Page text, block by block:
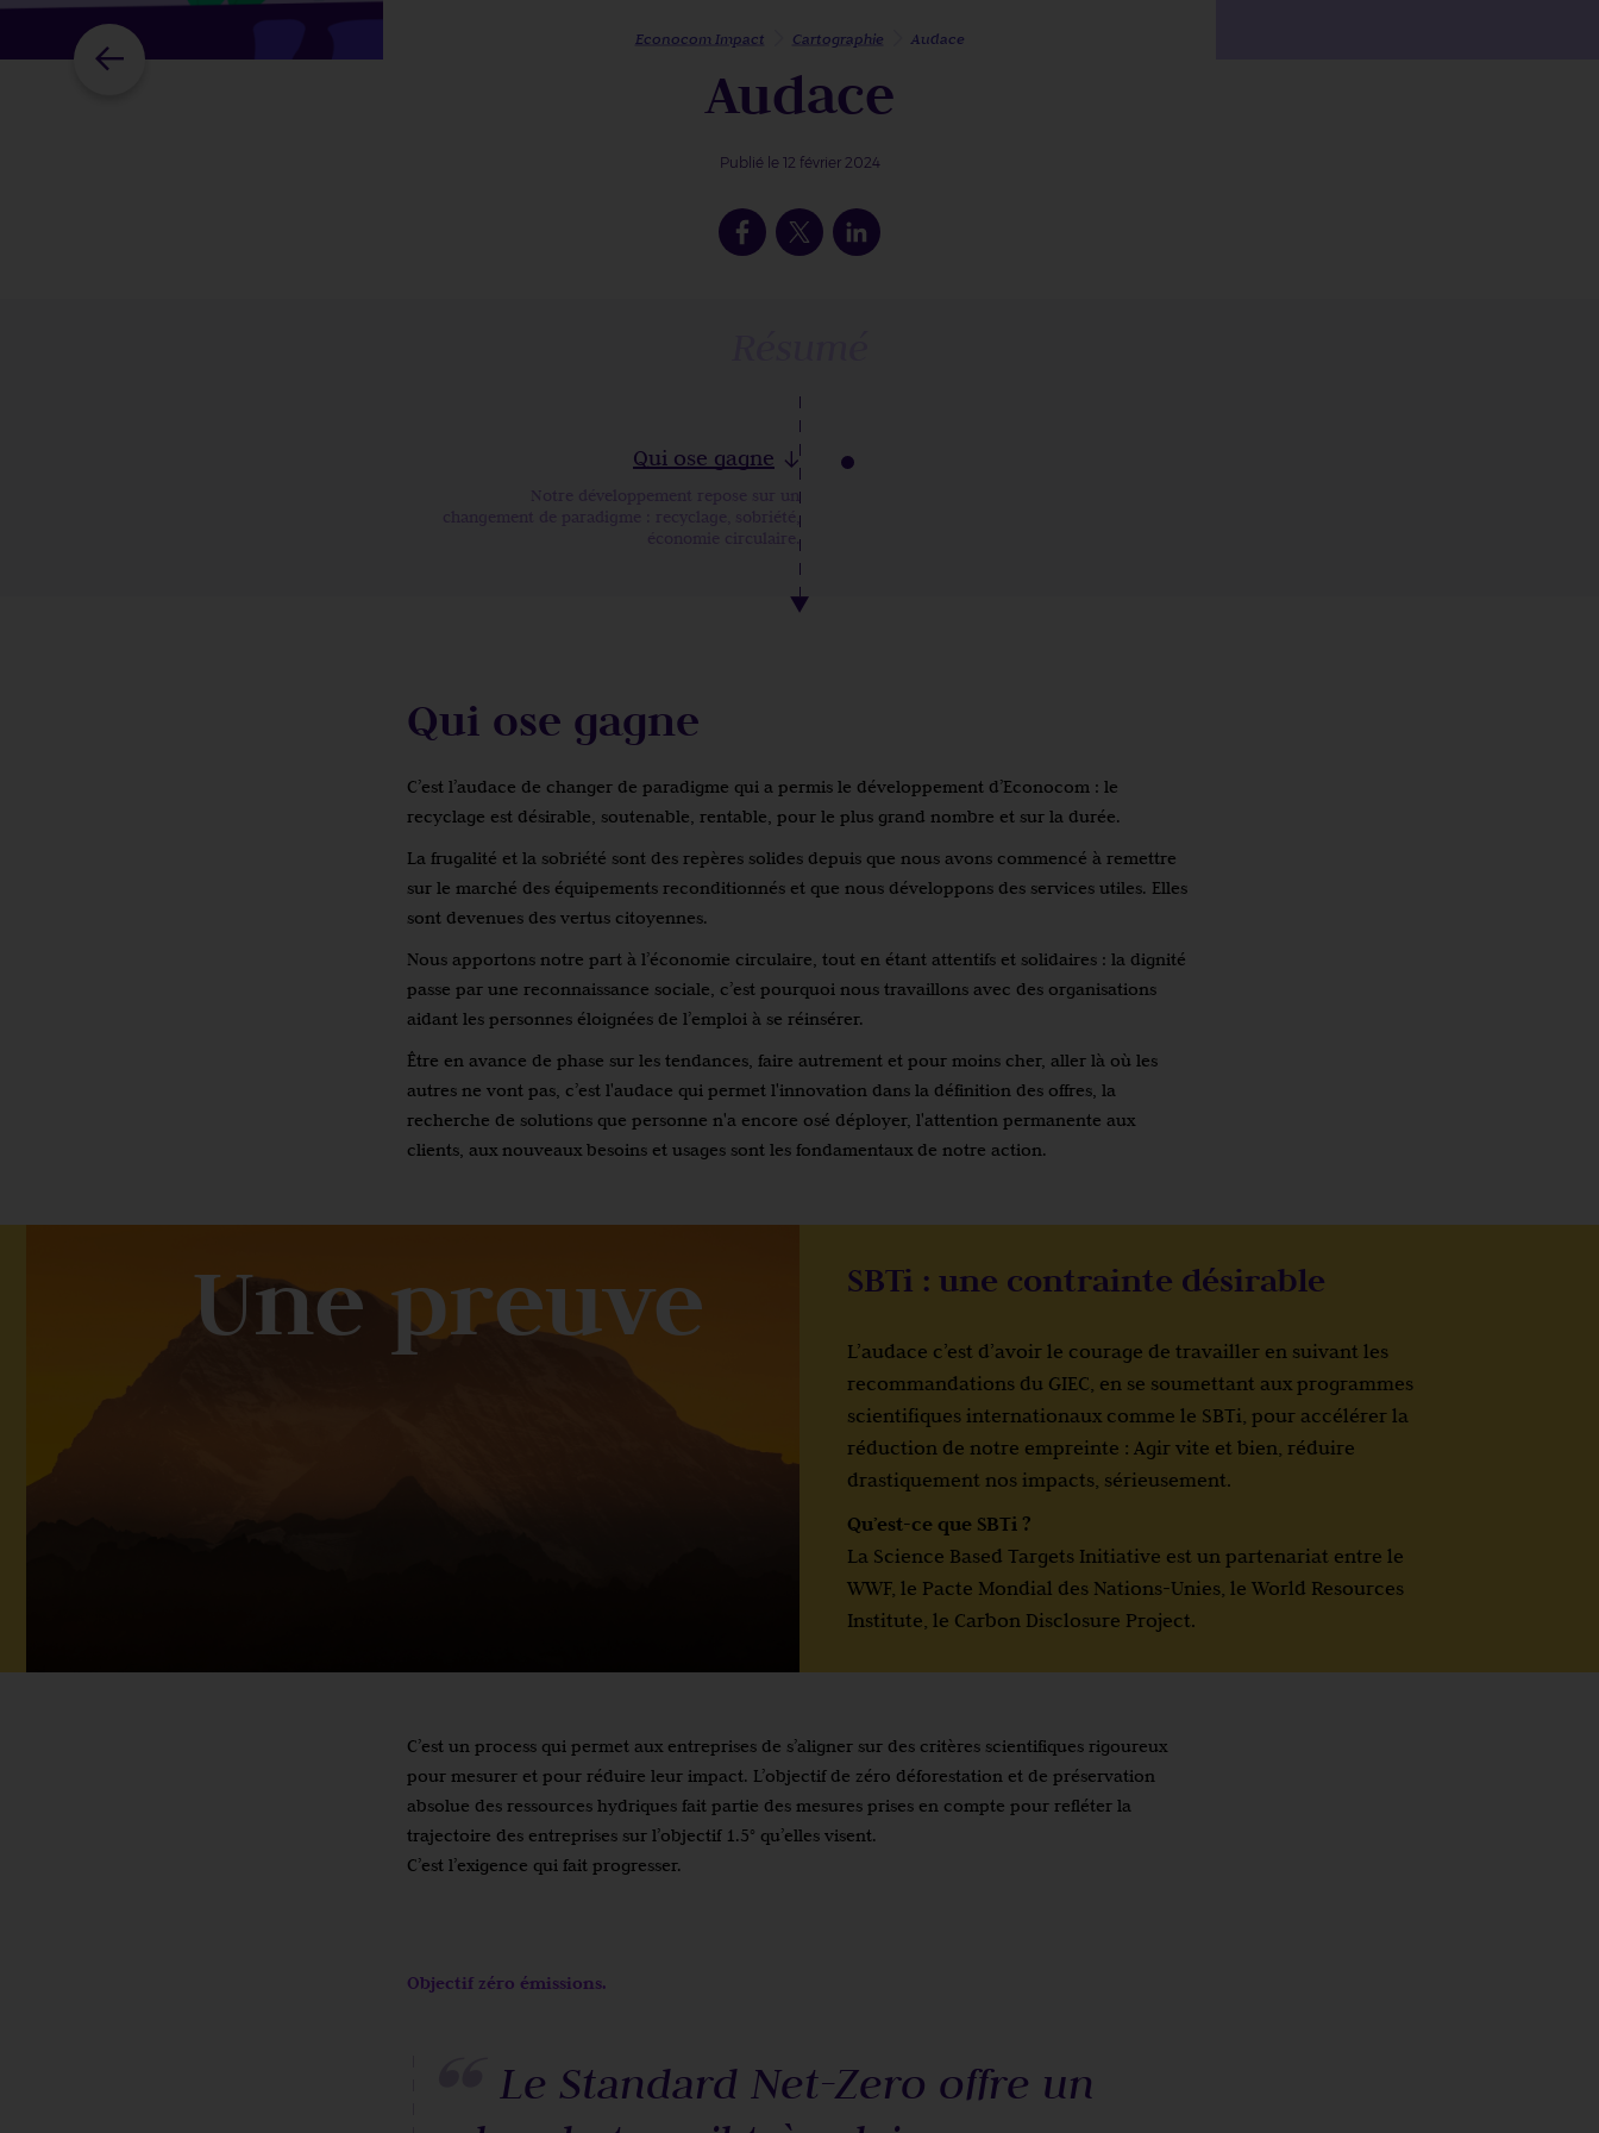
Econocom Impact Cartographie Audace
Audace
Publié le 12 février 2024
Qui ose gagne
Notre développement repose sur un
changement de paradigme : recyclage, sobriété,
économie circulaire.
Qui ose gagne
C’est l’audace de changer de paradigme qui a permis le développement d’Econocom : le
recyclage est désirable, soutenable, rentable, pour le plus grand nombre et sur la durée.
La frugalité et la sobriété sont des repères solides depuis que nous avons commencé à remettre
sur le marché des équipements reconditionnés et que nous développons des services utiles. Elles
sont devenues des vertus citoyennes.
Nous apportons notre part à l’économie circulaire, tout en étant attentifs et solidaires : la dignité
passe par une reconnaissance sociale, c’est pourquoi nous travaillons avec des organisations
aidant les personnes éloignées de l’emploi à se réinsérer.
Être en avance de phase sur les tendances, faire autrement et pour moins cher, aller là où les
autres ne vont pas, c’est l'audace qui permet l'innovation dans la définition des offres, la
recherche de solutions que personne n'a encore osé déployer, l'attention permanente aux
clients, aux nouveaux besoins et usages sont les fondamentaux de notre action.
Une preuve SBTi : une contrainte désirable
L’audace c’est d’avoir le courage de travailler en suivant les
recommandations du GIEC, en se soumettant aux programmes
scientifiques internationaux comme le SBTi, pour accélérer la
réduction de notre empreinte : Agir vite et bien, réduire
drastiquement nos impacts, sérieusement.
Qu’est-ce que SBTi ?
La Science Based Targets Initiative est un partenariat entre le
WWF, le Pacte Mondial des Nations-Unies, le World Resources
Institute, le Carbon Disclosure Project.
C’est un process qui permet aux entreprises de s’aligner sur des critères scientifiques rigoureux
pour mesurer et pour réduire leur impact. L’objectif de zéro déforestation et de préservation
absolue des ressources hydriques fait partie des mesures prises en compte pour refléter la
trajectoire des entreprises sur l’objectif 1.5° qu’elles visent.
C’est l’exigence qui fait progresser.
Objectif zéro émissions.
Le Standard Net-Zero offre un